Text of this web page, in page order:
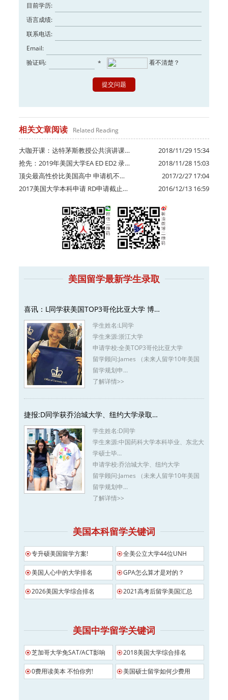
目前学历:
语言成绩:
联系电话:
Email:
验证码:
看不清楚？
*
相关文章阅读 Related Reading
2018/11/29 15:34
大咖开课：达特茅斯教授公共演讲课…
2018/11/28 15:03
抢先：2019年美国大学EA ED ED2 录…
2017/2/27 17:04
顶尖最高性价比美国高中 申请机不…
2016/12/13 16:59
2017美国大学本科申请 RD申请截止…
美国留学最新学生录取
喜讯：L同学获美国TOP3哥伦比亚大学 博…
学生姓名:L同学
学生来源:浙江大学
申请学校:全美TOP3哥伦比亚大学
留学顾问:James （未来人留学10年美国
留学规划申…
了解详情>>
捷报:D同学获乔治城大学、纽约大学录取…
学生姓名:D同学
学生来源:中国药科大学本科毕业、东北大
学硕士毕…
申请学校:乔治城大学、纽约大学
留学顾问:James （未来人留学10年美国
留学规划申…
了解详情>>
美国本科留学关键词
专升硕美国留学方案! 全美公立大学44位UNH
美国人心中的大学排名 GPA怎么算才是对的？
2026美国大学综合排名 2021高考后留学美国汇总
美国中学留学关键词
芝加哥大学免SAT/ACT影响 2018美国大学综合排名
0费用读美本 不怕你穷! 美国硕士留学如何少费用